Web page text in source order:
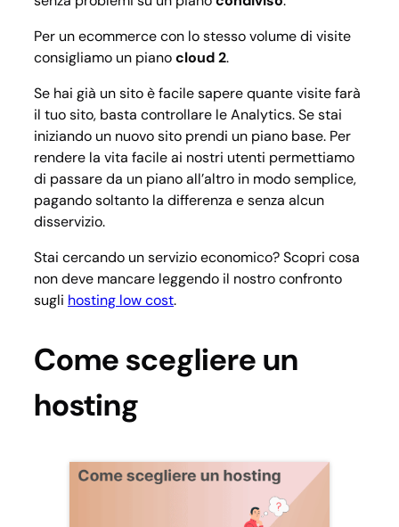
Per un ecommerce con lo stesso volume di visite
consigliamo un pianocloud 2.
Se hai già un sito è facile sapere quante visite farà
il tuo sito, basta controllare le Analytics. Se stai
iniziando un nuovo sito prendi un piano base. Per
rendere la vita facile ai nostri utenti permettiamo
di passare da un piano all’altro in modo semplice,
pagando soltanto la differenza e senza alcun
disservizio.
Stai cercando un servizio economico? Scopri cosa
non deve mancare leggendo il nostro confronto
sugli hosting low cost.
Come scegliere un
hosting